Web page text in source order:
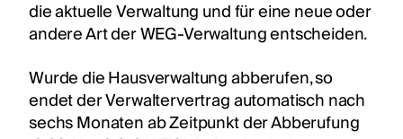
die aktuelle Verwaltung und für eine neue oder
andere Art der WEG-Verwaltung entscheiden.
Wurde die Hausverwaltung abberufen, so
endet der Verwaltervertrag automatisch nach
sechs Monaten ab Zeitpunkt der Abberufung